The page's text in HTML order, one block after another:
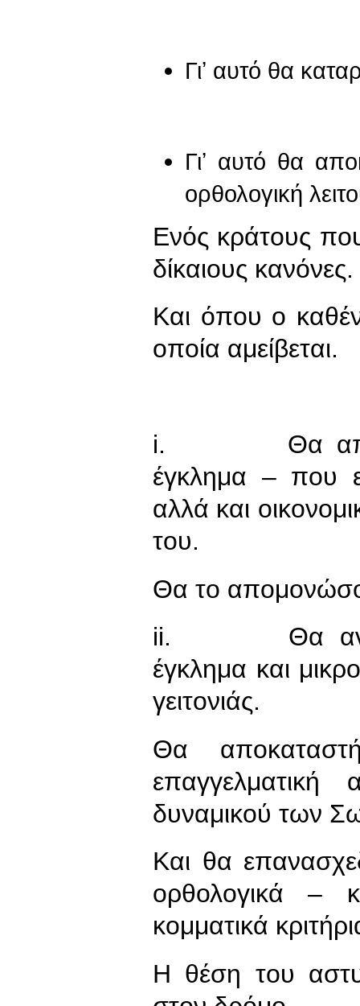
Γιʼ αυτό θα
Γιʼ αυτό θα
ορθολογική
Ενός κράτους
δίκαιους κανόνες.
Και όπου ο
οποία αμείβεται.
i. Θα
έγκλημα – που
αλλά και
του.
Θα το
ii. Θα
έγκλημα και
γειτονιάς.
Θα
επαγγελματική
δυναμικού των
Και θα
ορθολογικά –
κομματικά
Η θέση του